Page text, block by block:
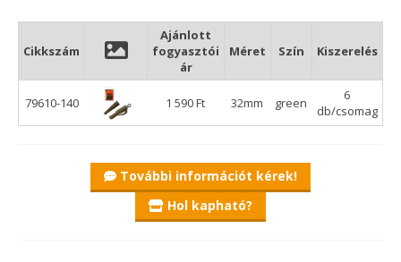
Cikkszám
Ajánlott
fogyasztói
ár
Méret Szín Kiszerelés
79610-140 1 590 Ft 32mm green
6
db/csomag
További információt kérek!
Hol kapható?